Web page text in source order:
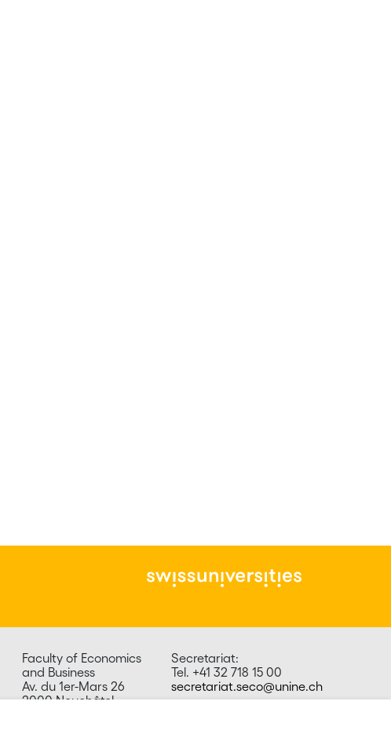
Faculty of Economics
and Business
Av. du 1er-Mars 26
2000 Neuchâtel
Secretariat:
Tel. +41 32 718 15 00
secretariat.seco@unine.ch